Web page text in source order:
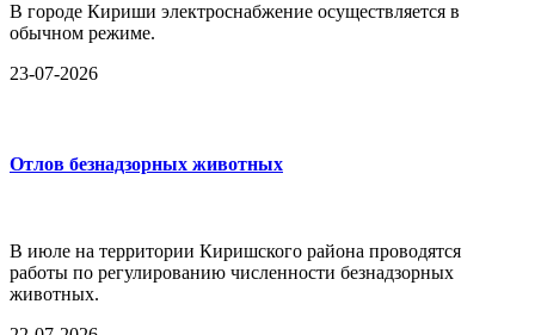
В городе Кириши электроснабжение осуществляется в
обычном режиме.
23-07-2026
Отлов безнадзорных животных
В июле на территории Киришского района проводятся
работы по регулированию численности безнадзорных
животных.